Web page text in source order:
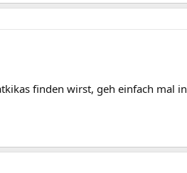
finden wirst, geh einfach mal